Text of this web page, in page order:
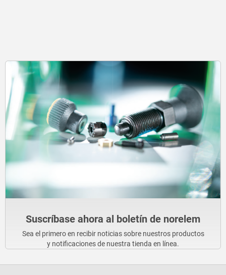
Suscríbase ahora al boletín de norelem
Sea el primero en recibir noticias sobre nuestros productos
y notificaciones de nuestra tienda en línea.